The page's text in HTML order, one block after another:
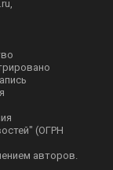
(ОГРН
авторов.